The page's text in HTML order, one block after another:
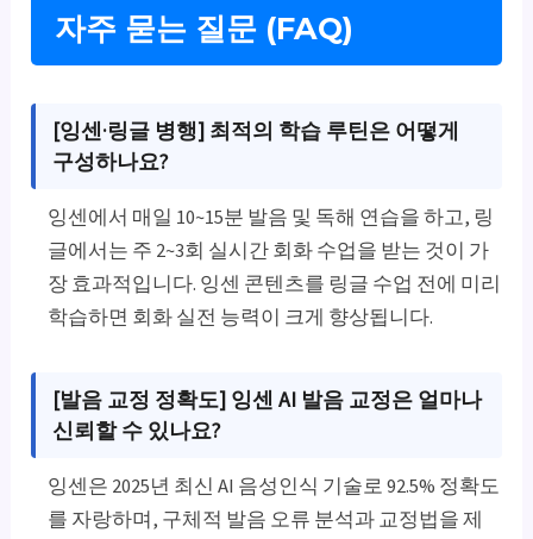
자주 묻는 질문 (FAQ)
[잉센·링글 병행] 최적의 학습 루틴은 어떻게
구성하나요?
잉센에서 매일 10~15분 발음 및 독해 연습을 하고, 링
글에서는 주 2~3회 실시간 회화 수업을 받는 것이 가
장 효과적입니다. 잉센 콘텐츠를 링글 수업 전에 미리
학습하면 회화 실전 능력이 크게 향상됩니다.
[발음 교정 정확도] 잉센 AI 발음 교정은 얼마나
신뢰할 수 있나요?
잉센은 2025년 최신 AI 음성인식 기술로 92.5% 정확도
를 자랑하며, 구체적 발음 오류 분석과 교정법을 제